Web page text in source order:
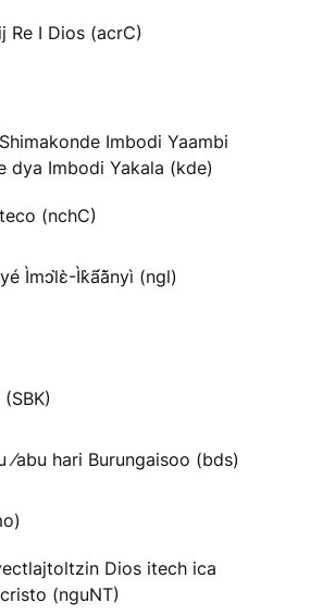
Re I Dios (acrC)
Imbodi Yaambi
dya Imbodi Yakala (kde)
(nchC)
Ìmↄl̀ɛ̀-Ìk̀ã́ã̀nyì (ngl)
⁄abu hari Burungaisoo (bds)
Dios itech ica
(nguNT)